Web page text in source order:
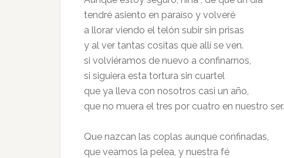
tendré asiento en paraíso y volveré
a llorar viendo el telón subir sin prisas
y al ver tantas cositas que allí se ven.
si volviéramos de nuevo a confinarnos,
si siguiera esta tortura sin cuartel
que ya lleva con nosotros casi un año,
que no muera el tres por cuatro en nuestro ser.
Que nazcan las coplas aunque confinadas,
que veamos la pelea, y nuestra fé